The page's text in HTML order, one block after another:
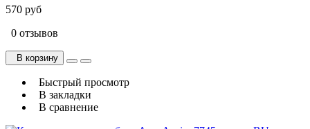
570 руб
0 отзывов
В корзину
Быстрый просмотр
В закладки
В сравнение